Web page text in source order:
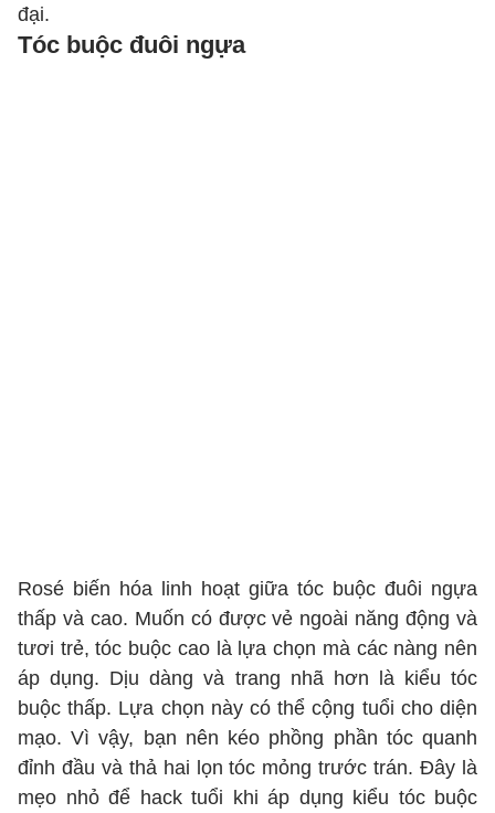
đại.
Tóc buộc đuôi ngựa
Rosé biến hóa linh hoạt giữa tóc buộc đuôi ngựa
thấp và cao. Muốn có được vẻ ngoài năng động và
tươi trẻ, tóc buộc cao là lựa chọn mà các nàng nên
áp dụng. Dịu dàng và trang nhã hơn là kiểu tóc
buộc thấp. Lựa chọn này có thể cộng tuổi cho diện
mạo. Vì vậy, bạn nên kéo phồng phần tóc quanh
đỉnh đầu và thả hai lọn tóc mỏng trước trán. Đây là
mẹo nhỏ để hack tuổi khi áp dụng kiểu tóc buộc